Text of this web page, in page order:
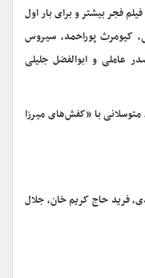
فجر بیشتر و برای بار اول
کیومرث پوراحمد، سیروس
عاملی و ابوالفضل جلیلی
متوسلانی با «کفش‌های میرزا
فرید حاج کریم خان، جلال